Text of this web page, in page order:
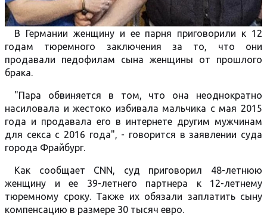
В Германии женщину и ее парня приговорили к 12
годам тюремного заключения за то, что они
продавали педофилам сына женщины от прошлого
брака.
"Пара обвиняется в том, что она неоднократно
насиловала и жестоко избивала мальчика с мая 2015
года и продавала его в интернете другим мужчинам
для секса с 2016 года", - говорится в заявлении суда
города Фрайбург.
Как сообщает CNN, суд приговорил 48-летнюю
женщину и ее 39-летнего партнера к 12-летнему
тюремному сроку. Также их обязали заплатить сыну
компенсацию в размере 30 тысяч евро.